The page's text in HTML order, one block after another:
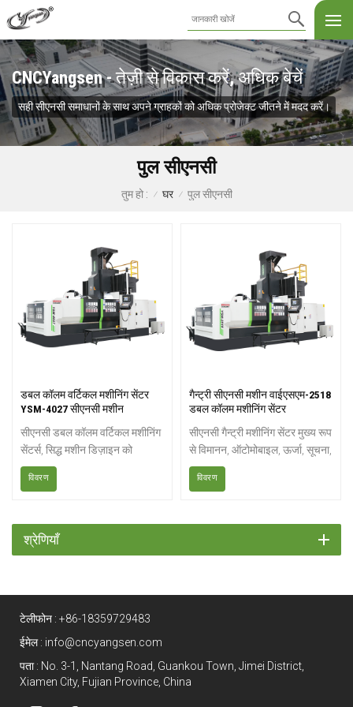
CNCYangsen - तेज़ी से विकास करें, अधिक बेचें
सही सीएनसी समाधानों के साथ अपने ग्राहकों को अधिक प्रोजेक्ट जीतने में मदद करें।
पुल सीएनसी
तुम हो : / घर / पुल सीएनसी
डबल कॉलम वर्टिकल मशीनिंग सेंटर
YSM-4027 सीएनसी मशीन
सीएनसी डबल कॉलम वर्टिकल मशीनिंग
सेंटर्स, सिद्ध मशीन डिज़ाइन को
नियंत्रण और विनिर्माण में उन्नत
तकनीक के साथ जोड़ते हैं।
वर्कशॉप और इन-हाउस उत्पादन
इकाइयों के बीच समान रूप से पसंदीदा
विवरण
गैन्ट्री सीएनसी मशीन वाईएसएम-2518
डबल कॉलम मशीनिंग सेंटर
सीएनसी गैन्ट्री मशीनिंग सेंटर मुख्य रूप
से विमानन, ऑटोमोबाइल, ऊर्जा, सूचना,
मोल्डिंग और अन्य उद्योगों में पुर्जों के
प्रसंस्करण के लिए उपयुक्त है। इसमें
विवरण
श्रेणियाँ
टेलीफोन : +86-18359729483
ईमेल : info@cncyangsen.com
पता : No. 3-1, Nantang Road, Guankou Town, Jimei District,
Xiamen City, Fujian Province, China